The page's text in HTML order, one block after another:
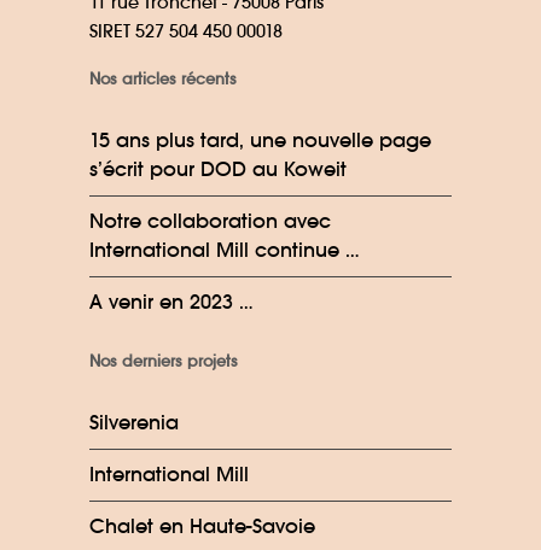
SIRET 527 504 450 00018
Nos articles récents
15 ans plus tard, une nouvelle page
s’écrit pour DOD au Koweit
Notre collaboration avec
International Mill continue …
A venir en 2023 …
Nos derniers projets
Silverenia
International Mill
Chalet en Haute-Savoie